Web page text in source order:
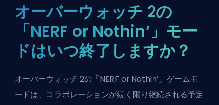
オーバーウォッチ 2の
「NERF or Nothin’」モー
ドはいつ終了しますか？
オーバーウォッチ 2の「NERF or Nothin’」ゲームモ
ードは、コラボレーションが続く限り継続される予定